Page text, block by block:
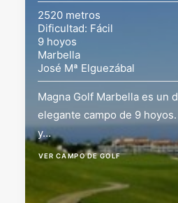
2520 metros
Dificultad: Fácil
9 hoyos
Marbella
José Mª Elguezábal
Magna Golf Marbella es un
elegante campo de 9
y…
VER CAMPO DE GOLF